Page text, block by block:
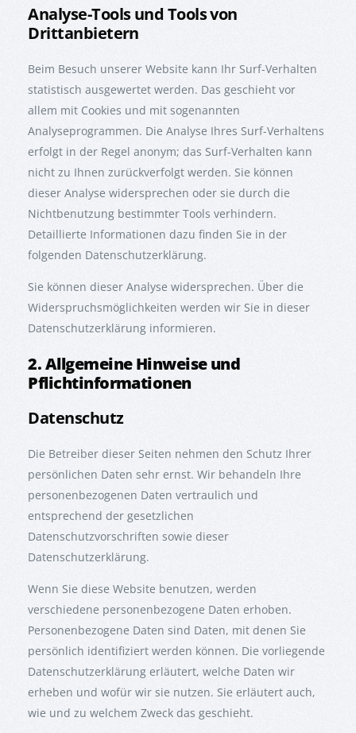
Analyse-Tools und Tools von
Drittanbietern
Beim Besuch unserer Website kann Ihr Surf-Verhalten
statistisch ausgewertet werden. Das geschieht vor
allem mit Cookies und mit sogenannten
Analyseprogrammen. Die Analyse Ihres Surf-Verhaltens
erfolgt in der Regel anonym; das Surf-Verhalten kann
nicht zu Ihnen zurückverfolgt werden. Sie können
dieser Analyse widersprechen oder sie durch die
Nichtbenutzung bestimmter Tools verhindern.
Detaillierte Informationen dazu finden Sie in der
folgenden Datenschutzerklärung.
Sie können dieser Analyse widersprechen. Über die
Widerspruchsmöglichkeiten werden wir Sie in dieser
Datenschutzerklärung informieren.
2. Allgemeine Hinweise und
Pflichtinformationen
Datenschutz
Die Betreiber dieser Seiten nehmen den Schutz Ihrer
persönlichen Daten sehr ernst. Wir behandeln Ihre
personenbezogenen Daten vertraulich und
entsprechend der gesetzlichen
Datenschutzvorschriften sowie dieser
Datenschutzerklärung.
Wenn Sie diese Website benutzen, werden
verschiedene personenbezogene Daten erhoben.
Personenbezogene Daten sind Daten, mit denen Sie
persönlich identifiziert werden können. Die vorliegende
Datenschutzerklärung erläutert, welche Daten wir
erheben und wofür wir sie nutzen. Sie erläutert auch,
wie und zu welchem Zweck das geschieht.